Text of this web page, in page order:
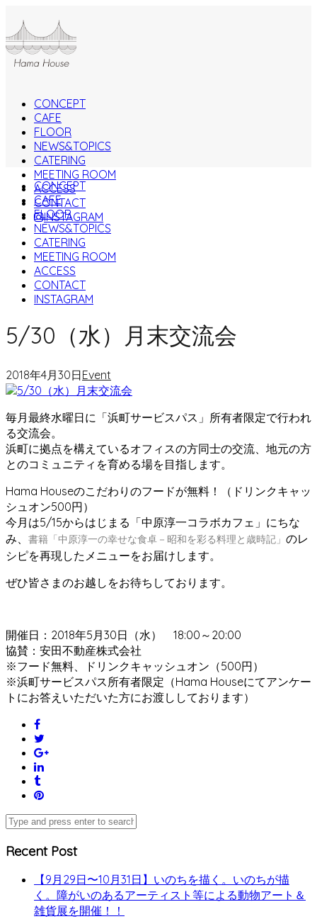
CONCEPT
CAFE
FLOOR
NEWS&TOPICS
CATERING
MEETING ROOM
ACCESS
CONTACT
INSTAGRAM
CONCEPT
CAFE
FLOOR
NEWS&TOPICS
CATERING
MEETING ROOM
ACCESS
CONTACT
INSTAGRAM
5/30（水）月末交流会
2018年4月30日Event
毎月最終水曜日に「浜町サービスパス」所有者限定で行われ
る交流会。
浜町に拠点を構えているオフィスの方同士の交流、地元の方
とのコミュニティを育める場を目指します。
Hama Houseのこだわりのフードが無料！（ドリンクキャッ
シュオン500円）
今月は5/15からはじまる「中原淳一コラボカフェ」にちな
み、 書籍「中原淳一の幸せな食卓－昭和を彩る料理と歳時記」 のレ
シピを再現したメニューをお届けします。
ぜひ皆さまのお越しをお待ちしております。
開催日：2018年5月30日（水） 18:00～20:00
協賛：安田不動産株式会社
※フード無料、ドリンクキャッシュオン（500円）
※浜町サービスパス所有者限定（Hama Houseにてアンケー
トにお答えいただいた方にお渡ししております）
Recent Post
【9月29日〜10月31日】いのちを描く。いのちが描
く。障がいのあるアーティスト等による動物アート＆
雑貨展を開催！！